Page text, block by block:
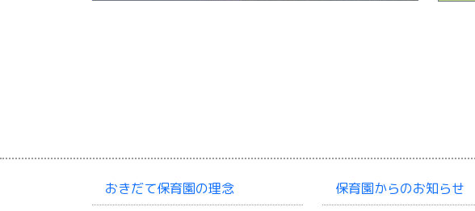
おきだて保育園の理念
保育園からのお知らせ